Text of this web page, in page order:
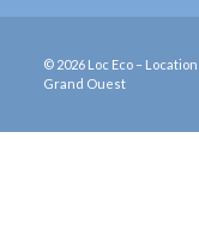
© 2026 Loc Eco –
Grand Ouest